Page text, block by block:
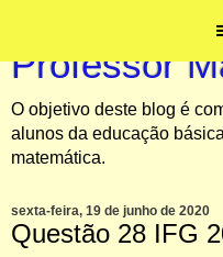
Professor
O objetivo deste blog é
alunos da educação
matemática.
sexta-feira, 19 de junho de 2020
Questão 28 IFG